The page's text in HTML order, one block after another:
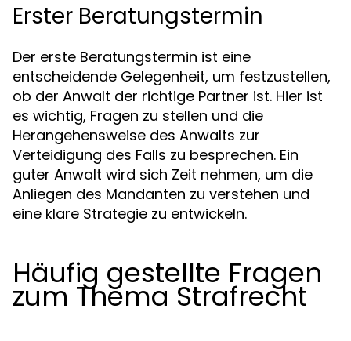
Erster Beratungstermin
Der erste Beratungstermin ist eine
entscheidende Gelegenheit, um festzustellen,
ob der Anwalt der richtige Partner ist. Hier ist
es wichtig, Fragen zu stellen und die
Herangehensweise des Anwalts zur
Verteidigung des Falls zu besprechen. Ein
guter Anwalt wird sich Zeit nehmen, um die
Anliegen des Mandanten zu verstehen und
eine klare Strategie zu entwickeln.
Häufig gestellte Fragen
zum Thema Strafrecht